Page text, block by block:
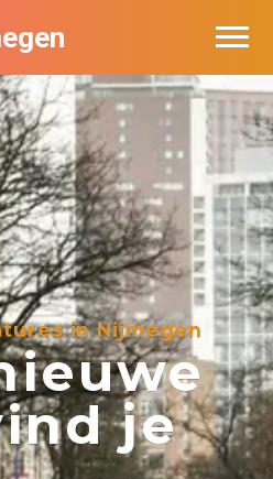
in Nijmegen
je
in Nijmegen